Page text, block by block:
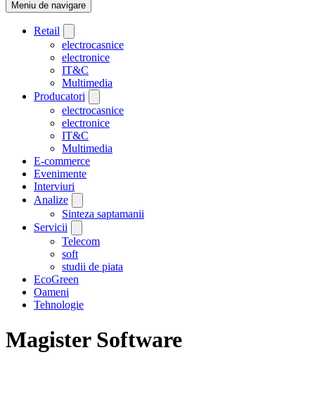
Meniu de navigare
Retail
electrocasnice
electronice
IT&C
Multimedia
Producatori
electrocasnice
electronice
IT&C
Multimedia
E-commerce
Evenimente
Interviuri
Analize
Sinteza saptamanii
Servicii
Telecom
soft
studii de piata
EcoGreen
Oameni
Tehnologie
Magister Software